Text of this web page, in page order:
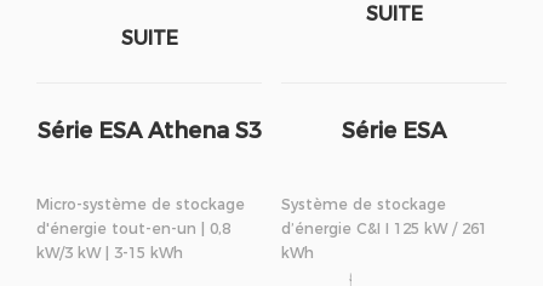
SUITE
SUITE
Série ESA Athena S3
Micro-système de stockage
d'énergie tout-en-un | 0,8
kW/3 kW | 3-15 kWh
Série ESA
Système de stockage
d’énergie C&I I 125 kW / 261
kWh